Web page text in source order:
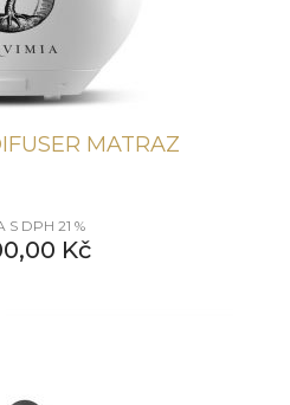
MATRAZ
S DPH 21 %
Kč